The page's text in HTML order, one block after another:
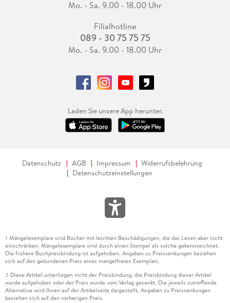
Mo. - Sa. 9.00 - 18.00 Uhr
Filialhotline
089 - 30 75 75 75
Mo. - Sa. 9.00 - 18.00 Uhr
Laden Sie unsere App herunter.
Datenschutz AGB Impressum
Widerrufsbelehrung
Datenschutzeinstellungen
1 Mängelexemplare sind Bücher mit leichten Beschädigungen, die das Lesen aber nicht
einschränken. Mängelexemplare sind durch einen Stempel als solche gekennzeichnet.
Die frühere Buchpreisbindung ist aufgehoben. Angaben zu Preissenkungen beziehen
sich auf den gebundenen Preis eines mangelfreien Exemplars.
2 Diese Artikel unterliegen nicht der Preisbindung, die Preisbindung dieser Artikel
wurde aufgehoben oder der Preis wurde vom Verlag gesenkt. Die jeweils zutreffende
Alternative wird Ihnen auf der Artikelseite dargestellt. Angaben zu Preissenkungen
beziehen sich auf den vorherigen Preis.